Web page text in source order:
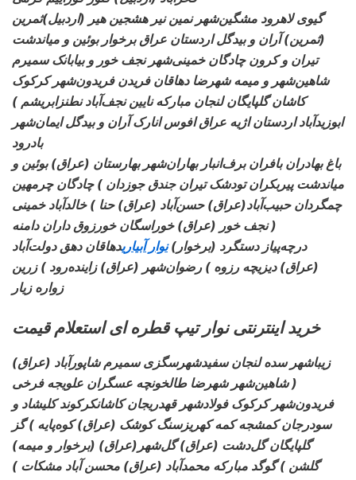
گیوی لاهرود مشگین‌شهر نمین نیر هشجین هیر (اردبیل)ثمرین
(ثمرین) آران و بیدگل اردستان عراق برخوار بوئین و میاندشت
تیران و کرون چادگان خمینی‌شهر نجف خور و بیابانک سمیرم
شاهین‌شهر و میمه شهرضا دهاقان فریدن فریدون‌شهر کرکوک
کاشان گلپایگان لنجان مبارکه نایین نجف‌آباد نطنزابریشم )
ابوزیدآباد اردستان اژیه عراق افوس انارک آران و بیدگل ایمان‌شهر
بادرود
باغ بهادران بافران برف‌انبار بهاران‌شهر بهارستان (عراق) بوئین و
میاندشت پیربکران تودشک تیران جندق جوزدان ) چادگان چرمهین
چمگردان حبیب‌آباد(عراق) حسن‌آباد (عراق) حنا ) خالدآباد خمینی
نجف خور (عراق) خوراسگان خورزوق داران دامنه )
درچه‌پیاز دستگرد (برخوار)نوار آبیاریدهاقان دهق دولت‌آباد
(عراق) دیزیچه رزوه ) رضوان‌شهر (عراق) زاینده‌رود ) زرین
زواره زیار
خرید اینترنتی نوار تیپ قطره ای استعلام قیمت
(عراق) زیباشهر سده لنجان سفیدشهرسگزی سمیرم شاپورآباد
شاهین‌شهر شهرضا طالخونچه عسگران علویجه فرخی )
فریدون‌شهر کرکوک فولادشهر قهدریجان کاشانکرکوند کلیشاد و
سودرجان کمشجه کمه کهریزسنگ کوشک (عراق) کوه‌پایه ) گز
(برخوار و میمه) گلپایگان گل‌دشت (عراق) گل‌شهر (عراق)
گلشن ) گوگد مبارکه محمدآباد (عراق) محسن آباد مشکات )